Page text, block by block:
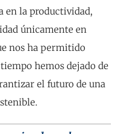
en la productividad,
únicamente en
nos ha permitido
hemos dejado de
el futuro de una